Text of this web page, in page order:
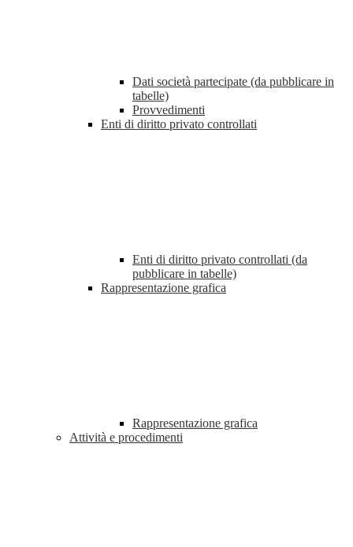
Dati società partecipate (da pubblicare in
tabelle)
Provvedimenti
Enti di diritto privato controllati
Enti di diritto privato controllati (da
pubblicare in tabelle)
Rappresentazione grafica
Rappresentazione grafica
Attività e procedimenti